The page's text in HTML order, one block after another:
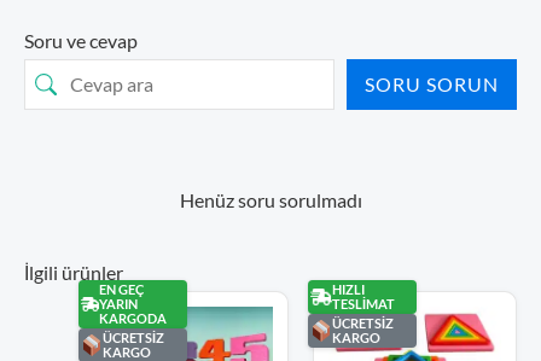
Soru ve cevap
SORU SORUN
Henüz soru sorulmadı
İlgili ürünler
EN GEÇ
YARIN
KARGODA
ÜCRETSİZ
KARGO
HIZLI
TESLİMAT
ÜCRETSİZ
KARGO